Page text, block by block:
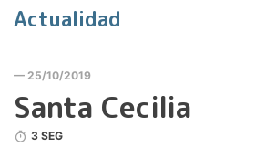
Actualidad
— 25/10/2019
Santa Cecilia
3 SEG